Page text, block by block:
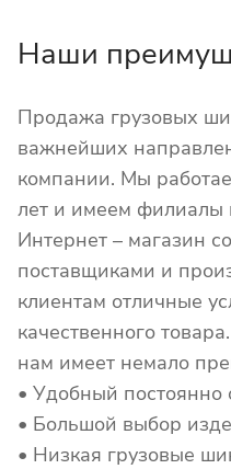
Наши
Продажа грузовых
важнейших
компании. Мы
лет и имеем филиалы
Интернет – магазин
поставщиками и
клиентам отличные
качественного
нам имеет немало
• Удобный постоянно
• Большой выбор
• Низкая грузовые